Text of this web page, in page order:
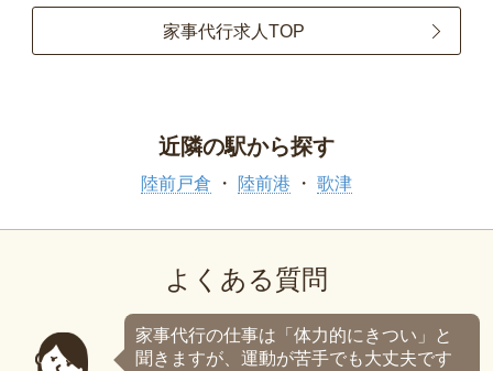
家事代行求人TOP
近隣の駅から探す
陸前戸倉 陸前港 歌津
よくある質問
家事代行の仕事は「体力的にきつい」と
聞きますが、運動が苦手でも大丈夫です